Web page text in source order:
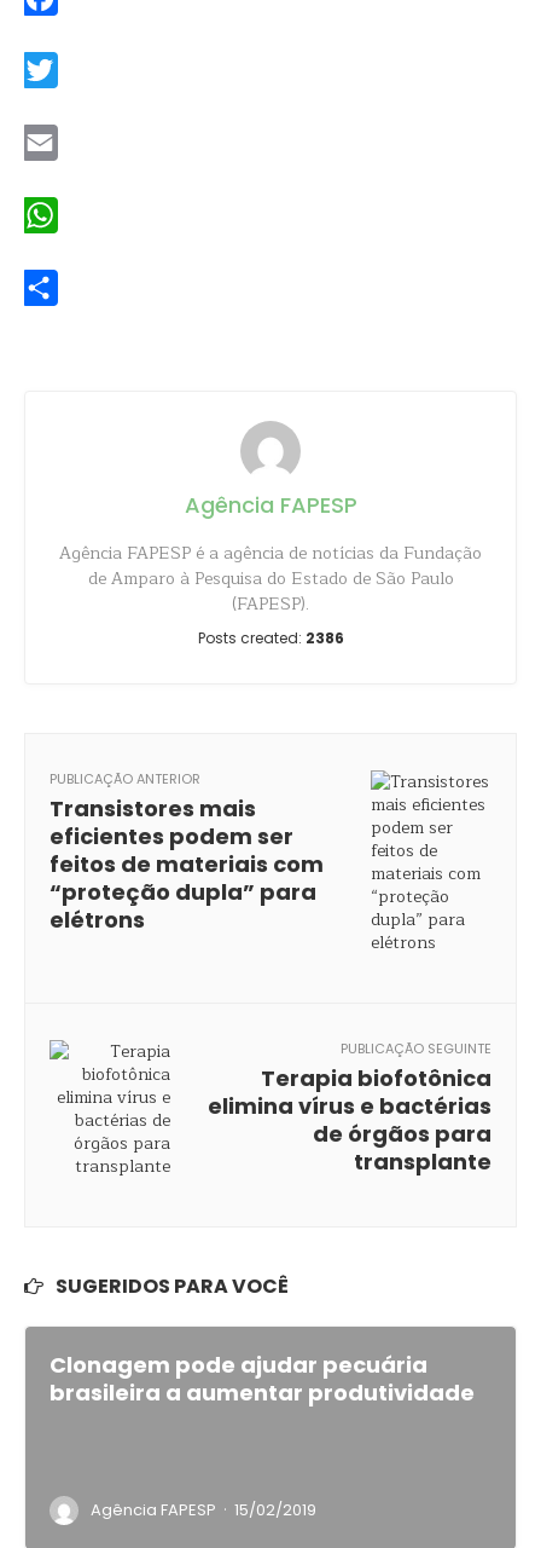
Agência FAPESP
Agência FAPESP é a agência de notícias da Fundação
de Amparo à Pesquisa do Estado de São Paulo
(FAPESP).
Posts created: 2386
PUBLICAÇÃO ANTERIOR
Transistores mais
eficientes podem ser
feitos de materiais com
“proteção dupla” para
elétrons
PUBLICAÇÃO SEGUINTE
Terapia biofotônica
elimina vírus e bactérias
de órgãos para
transplante
SUGERIDOS PARA VOCÊ
Clonagem pode ajudar pecuária
brasileira a aumentar produtividade
Agência FAPESP · 15/02/2019